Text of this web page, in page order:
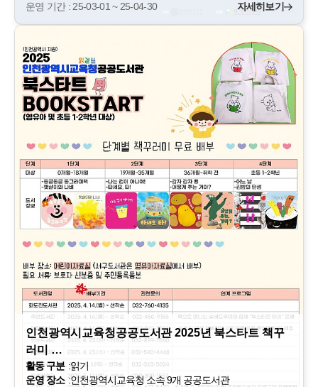
운영 기간 : 25-03-01 ~ 25-04-30
자세히보기
인천광역시교육청공공도서관 2025년 북스타트 책꾸
러미 …
활동 구분 :읽기
운영 장소 :인천광역시교육청 소속 9개 공공도서관